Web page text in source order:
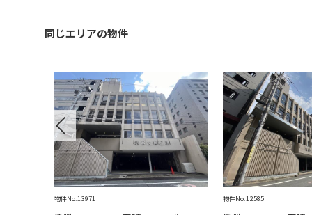
同じエリアの物件
Previous
物件No.13971 物件No.12585